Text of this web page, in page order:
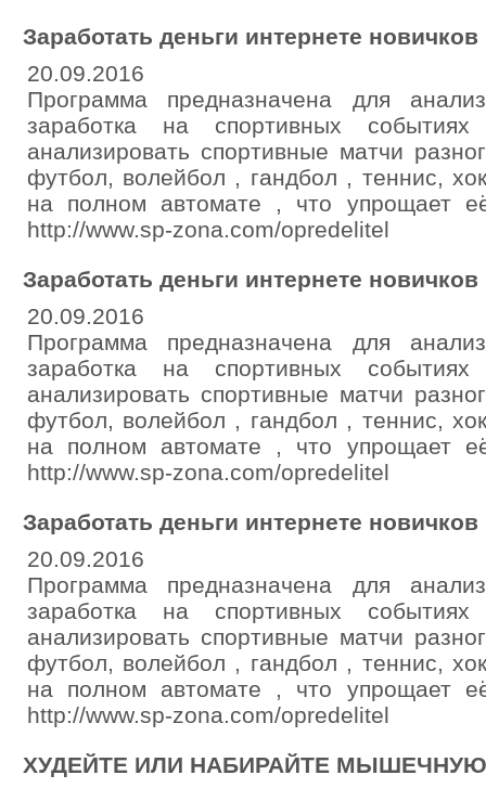
Заработать деньги интернете новичков
20.09.2016
Программа предназначена для
заработка на спортивных
анализировать спортивные матчи
футбол, волейбол , гандбол , теннис,
на полном автомате , что упрощает
http://www.sp-zona.com/opredelitel
Заработать деньги интернете новичков
20.09.2016
Программа предназначена для
заработка на спортивных
анализировать спортивные матчи
футбол, волейбол , гандбол , теннис,
на полном автомате , что упрощает
http://www.sp-zona.com/opredelitel
Заработать деньги интернете новичков
20.09.2016
Программа предназначена для
заработка на спортивных
анализировать спортивные матчи
футбол, волейбол , гандбол , теннис,
на полном автомате , что упрощает
http://www.sp-zona.com/opredelitel
ХУДЕЙТЕ ИЛИ НАБИРАЙТЕ